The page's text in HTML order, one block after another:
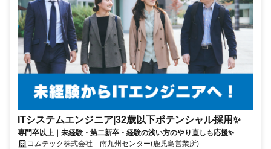
ITシステムエンジニア|32歳以下ポテンシャル採用✨
専門卒以上｜未経験・第二新卒・経験の浅い方のやり直しも応援✨
コムテック株式会社 南九州センター(鹿児島営業所)